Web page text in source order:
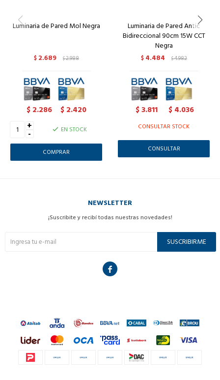
Luminaria de Pared Mol Negra
$ 2.689 $2.988
$ 2.286 $ 2.420
+
- EN STOCK
Luminaria de Pared Antic
Bidireccional 90cm 15W CCT
Negra
$ 4.484 $4.982
$3.811 $ 4.036
CONSULTAR STOCK
CONSULTAR
NEWSLETTER
¡Suscribite y recibí todas nuestras novedades!
SUSCRIBIRME
